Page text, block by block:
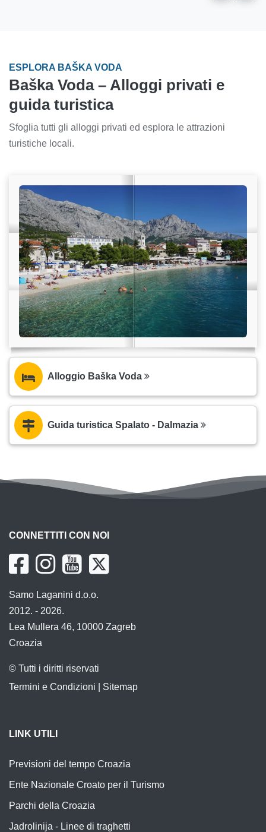
ESPLORA BAŠKA VODA
Baška Voda – Alloggi privati e
guida turistica
Sfoglia tutti gli alloggi privati ed esplora le attrazioni
turistiche locali.
Alloggio Baška Voda
Guida turistica Spalato - Dalmazia
CONNETTITI CON NOI
Samo Laganini d.o.o.
2012. - 2026.
Lea Mullera 46, 10000 Zagreb
Croazia
© Tutti i diritti riservati
Termini e Condizioni
Sitemap
LINK UTILI
Previsioni del tempo Croazia
Ente Nazionale Croato per il Turismo
Parchi della Croazia
Jadrolinija - Linee di traghetti